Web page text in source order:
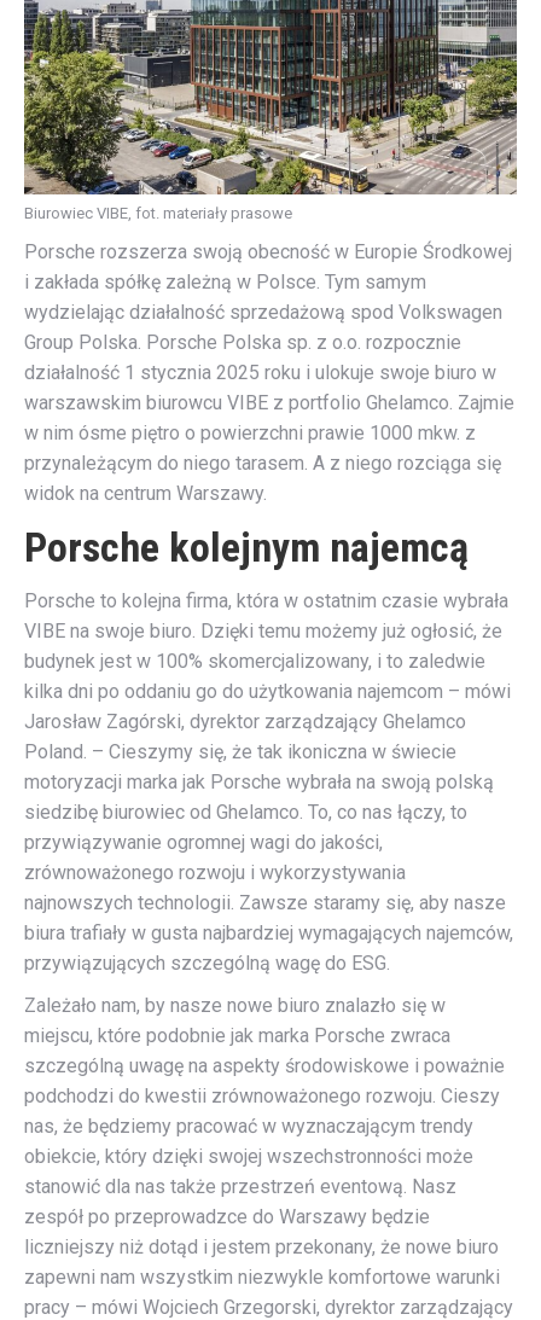
Biurowiec VIBE, fot. materiały prasowe
Porsche rozszerza swoją obecność w Europie Środkowej
i zakłada spółkę zależną w Polsce. Tym samym
wydzielając działalność sprzedażową spod Volkswagen
Group Polska. Porsche Polska sp. z o.o. rozpocznie
działalność 1 stycznia 2025 roku i ulokuje swoje biuro w
warszawskim biurowcu VIBE z portfolio Ghelamco. Zajmie
w nim ósme piętro o powierzchni prawie 1000 mkw. z
przynależącym do niego tarasem. A z niego rozciąga się
widok na centrum Warszawy.
Porsche kolejnym najemcą
Porsche to kolejna firma, która w ostatnim czasie wybrała
VIBE na swoje biuro. Dzięki temu możemy już ogłosić, że
budynek jest w 100% skomercjalizowany, i to zaledwie
kilka dni po oddaniu go do użytkowania najemcom – mówi
Jarosław Zagórski, dyrektor zarządzający Ghelamco
Poland. – Cieszymy się, że tak ikoniczna w świecie
motoryzacji marka jak Porsche wybrała na swoją polską
siedzibę biurowiec od Ghelamco. To, co nas łączy, to
przywiązywanie ogromnej wagi do jakości,
zrównoważonego rozwoju i wykorzystywania
najnowszych technologii. Zawsze staramy się, aby nasze
biura trafiały w gusta najbardziej wymagających najemców,
przywiązujących szczególną wagę do ESG.
Zależało nam, by nasze nowe biuro znalazło się w
miejscu, które podobnie jak marka Porsche zwraca
szczególną uwagę na aspekty środowiskowe i poważnie
podchodzi do kwestii zrównoważonego rozwoju. Cieszy
nas, że będziemy pracować w wyznaczającym trendy
obiekcie, który dzięki swojej wszechstronności może
stanowić dla nas także przestrzeń eventową. Nasz
zespół po przeprowadzce do Warszawy będzie
liczniejszy niż dotąd i jestem przekonany, że nowe biuro
zapewni nam wszystkim niezwykle komfortowe warunki
pracy – mówi Wojciech Grzegorski, dyrektor zarządzający